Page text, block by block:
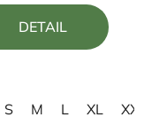
5,0
z
DETAIL
S M L XL